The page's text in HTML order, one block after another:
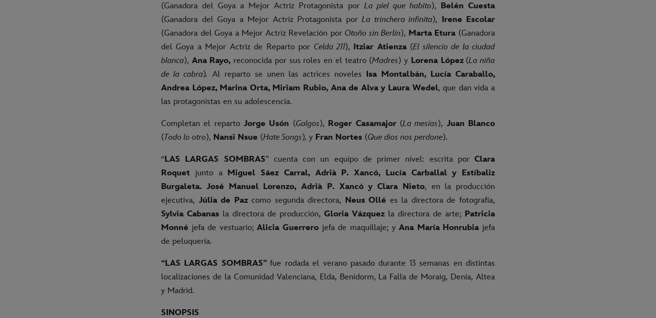
(Ganadora del Goya a Mejor Actriz Protagonista por La piel que habito), Belén Cuesta
(Ganadora del Goya a Mejor Actriz Protagonista por La trinchera infinita), Irene Escolar
(Ganadora del Goya a Mejor Actriz Revelación por Otoño sin Berlín), Marta Etura (Ganadora
del Goya a Mejor Actriz de Reparto por Celda 211), Itziar Atienza(El silencio de la ciudad
blanca), Ana Rayo, reconocida por sus roles en el teatro (Madres) y Lorena López (La niña
de la cabra). Al reparto se unen las actrices noveles Isa Montalbán, Lucía Caraballo,
Andrea López, Marina Orta, Miriam Rubio, Ana de Alva y Laura Wedel, que dan vida a
las protagonistas en su adolescencia.
Completan el repartoJorge Usón (Galgos), Roger Casamajor(La mesías), Juan Blanco
(Todo lo otro), Nansi Nsue (Hate Songs), y Fran Nortes (Que dios nos perdone).
“LAS LARGAS SOMBRAS” cuenta con un equipo de primer nivel: escrita por Clara
Roquet junto a Miguel Sáez Carral, Adrià P. Xancó, Lucía Carballal y Estíbaliz
Burgaleta. José Manuel Lorenzo, Adrià P. Xancó y Clara Nieto, en la producción
ejecutiva, Júlia de Pazcomo segunda directora, Neus Ollé es la directora de fotografía,
Sylvia Cabanas la directora de producción, Gloria Vázquez la directora de arte; Patricia
Monné jefa de vestuario;Alicia Guerrero jefa de maquillaje; yAna María Honrubia jefa
de peluquería.
“LAS LARGAS SOMBRAS” fue rodada el verano pasado durante 13 semanas en distintas
localizaciones de la Comunidad Valenciana, Elda, Benidorm, La Falla de Moraig, Denia, Altea
y Madrid.
SINOPSIS